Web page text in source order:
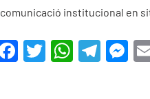
comunicació institucional en
F
T
W T
M